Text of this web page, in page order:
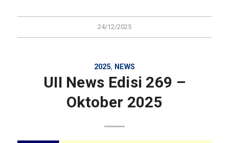
24/12/2025
2025, NEWS
UII News Edisi 269 –
Oktober 2025